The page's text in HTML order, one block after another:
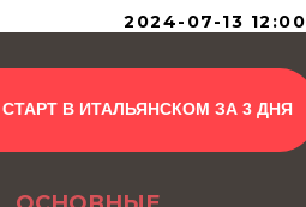
2024-07-13 12:00
В ИТАЛЬЯНСКОМ ЗА 3 ДНЯ